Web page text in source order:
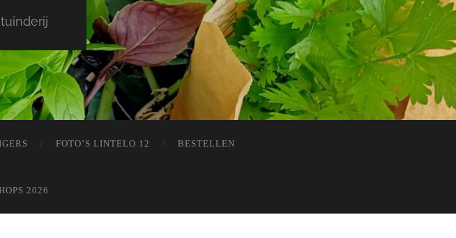
FOTO’S LINTELO 12 BESTELLEN
2026